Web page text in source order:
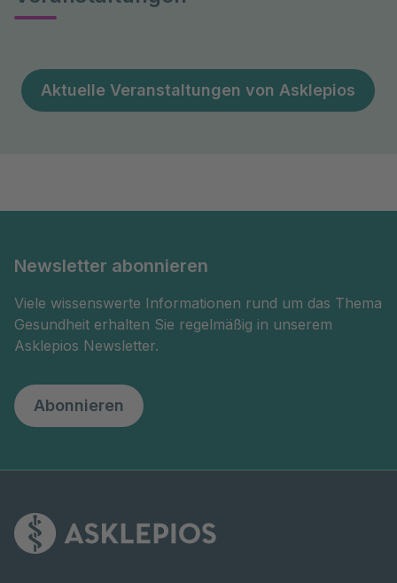
Aktuelle Veranstaltungen von Asklepios
Newsletter abonnieren
Viele wissenswerte Informationen rund um das Thema
Gesundheit erhalten Sie regelmäßig in unserem
Asklepios Newsletter.
Abonnieren